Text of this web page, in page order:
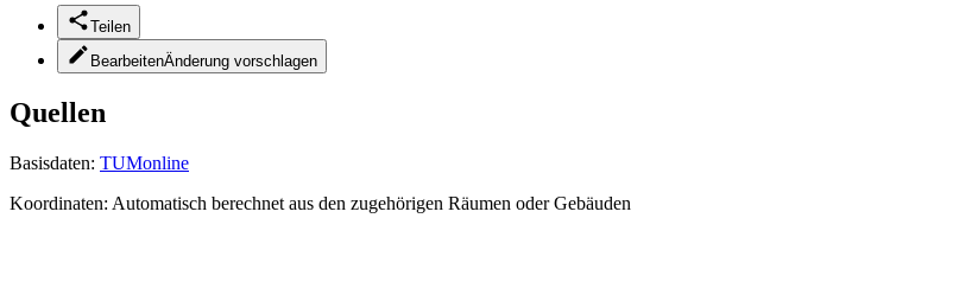
Teilen
BearbeitenÄnderung vorschlagen
Quellen
Basisdaten: TUMonline
Koordinaten: Automatisch berechnet aus den zugehörigen Räumen oder Gebäuden